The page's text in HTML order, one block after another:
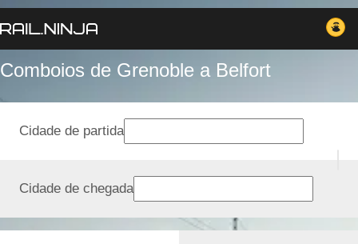
Comboios de Grenoble a Belfort
Cidade de partida
Cidade de chegada